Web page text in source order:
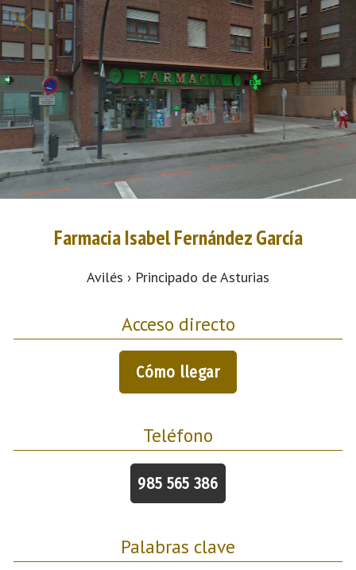
Farmacia Isabel Fernández García
Avilés › Principado de Asturias
Acceso directo
Cómo llegar
Teléfono
985 565 386
Palabras clave